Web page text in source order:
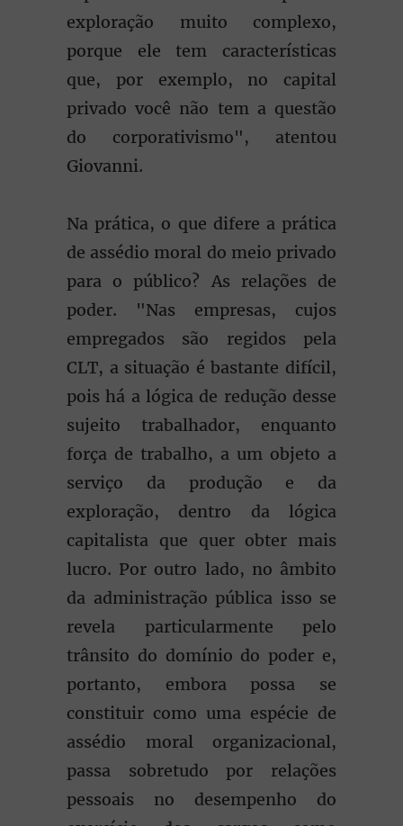
exploração muito complexo,
porque ele tem características
que, por exemplo, no capital
privado você não tem a questão
do corporativismo", atentou
Giovanni.
Na prática, o que difere a prática
de assédio moral do meio privado
para o público? As relações de
poder. "Nas empresas, cujos
empregados são regidos pela
CLT, a situação é bastante difícil,
pois há a lógica de redução desse
sujeito trabalhador, enquanto
força de trabalho, a um objeto a
serviço da produção e da
exploração, dentro da lógica
capitalista que quer obter mais
lucro. Por outro lado, no âmbito
da administração pública isso se
revela particularmente pelo
trânsito do domínio do poder e,
portanto, embora possa se
constituir como uma espécie de
assédio moral organizacional,
passa sobretudo por relações
pessoais no desempenho do